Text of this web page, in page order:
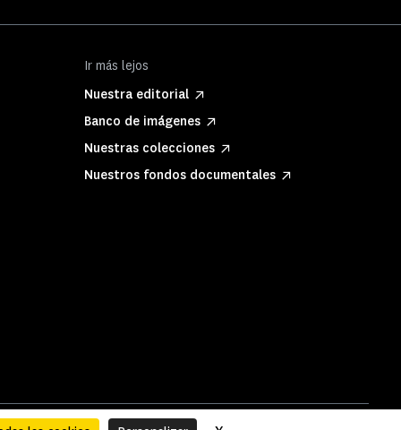
Ir más lejos
Nuestra editorial
Banco de imágenes
Nuestras colecciones
Nuestros fondos documentales